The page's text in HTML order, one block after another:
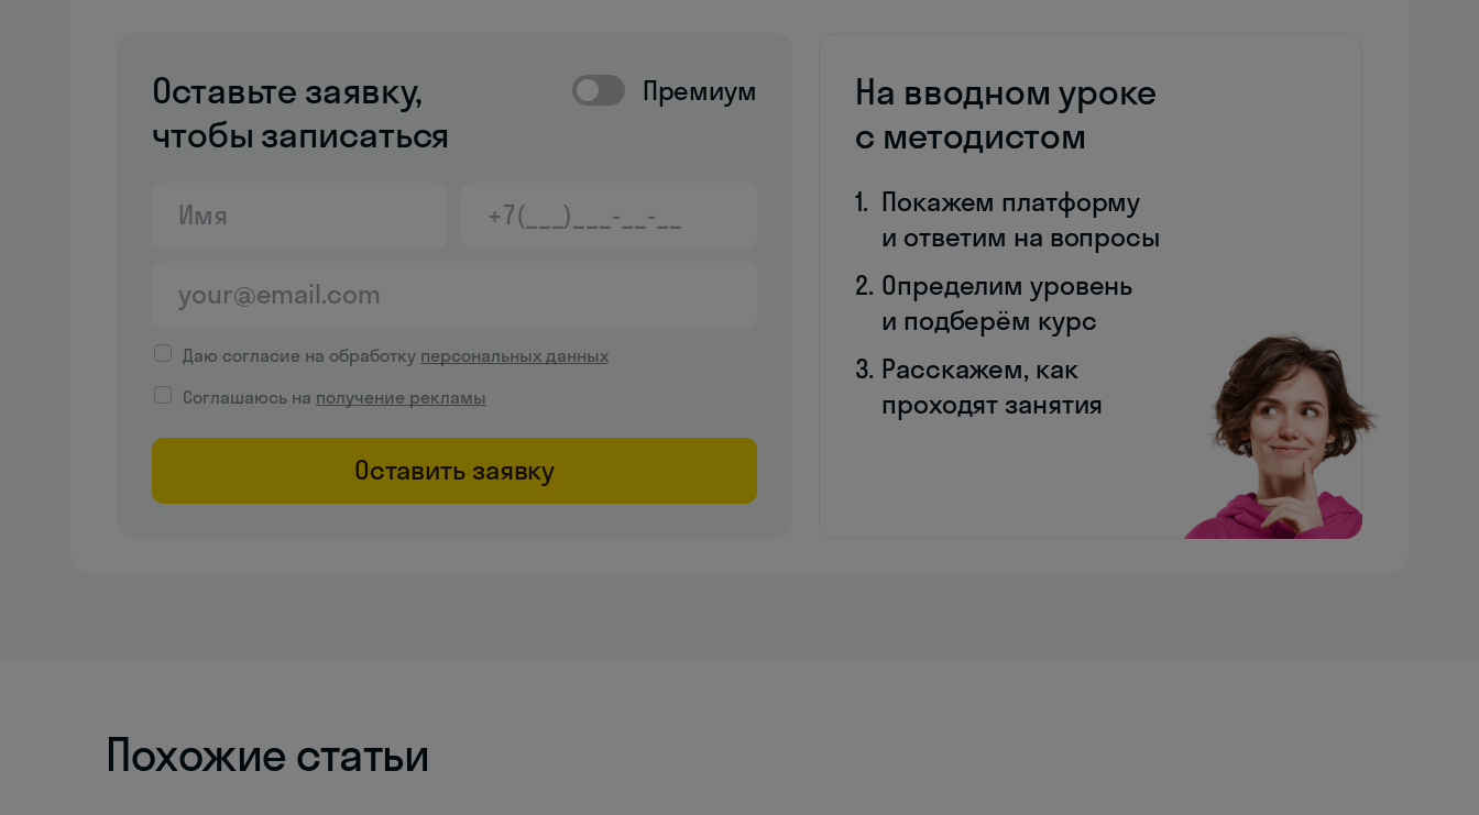
Премиум
Оставьте заявку,
чтобы записаться
Даю согласие на обработку персональных данных
Соглашаюсь на получение рекламы
Оставить заявку
На вводном уроке
с методистом
Покажем платформу
и ответим на вопросы
Определим уровень
и подберём курс
Расскажем, как
проходят занятия
Похожие статьи